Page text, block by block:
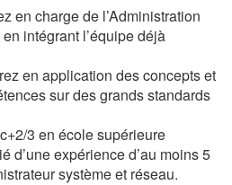
en charge de l’Administration
intégrant l’équipe déjà
en application des concepts et
sur des grands standards
3 en école supérieure
d’une expérience d’au moins 5
système et réseau.